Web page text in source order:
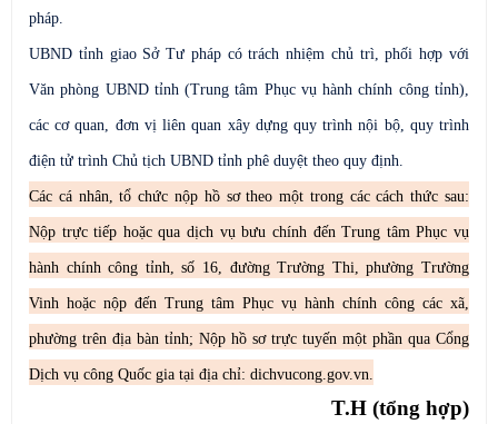
pháp.
UBND tỉnh giao Sở Tư pháp có trách nhiệm chủ trì, phối hợp với
Văn phòng UBND tỉnh (Trung tâm Phục vụ hành chính công tỉnh),
các cơ quan, đơn vị liên quan xây dựng quy trình nội bộ, quy trình
điện tử trình Chủ tịch UBND tỉnh phê duyệt theo quy định.
Các cá nhân, tổ chức nộp hồ sơ theo một trong các cách thức sau:
Nộp trực tiếp hoặc qua dịch vụ bưu chính đến Trung tâm Phục vụ
hành chính công tỉnh, số 16, đường Trường Thi, phường Trường
Vinh hoặc nộp đến Trung tâm Phục vụ hành chính công các xã,
phường trên địa bàn tỉnh; Nộp hồ sơ trực tuyến một phần qua Cổng
Dịch vụ công Quốc gia tại địa chỉ: dichvucong.gov.vn.
T.H (tổng hợp)